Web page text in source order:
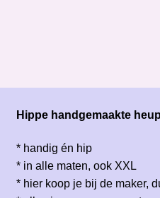
Hippe handgemaakte
* handig én hip
* in alle maten, ook XXL
* hier koop je bij de maker,